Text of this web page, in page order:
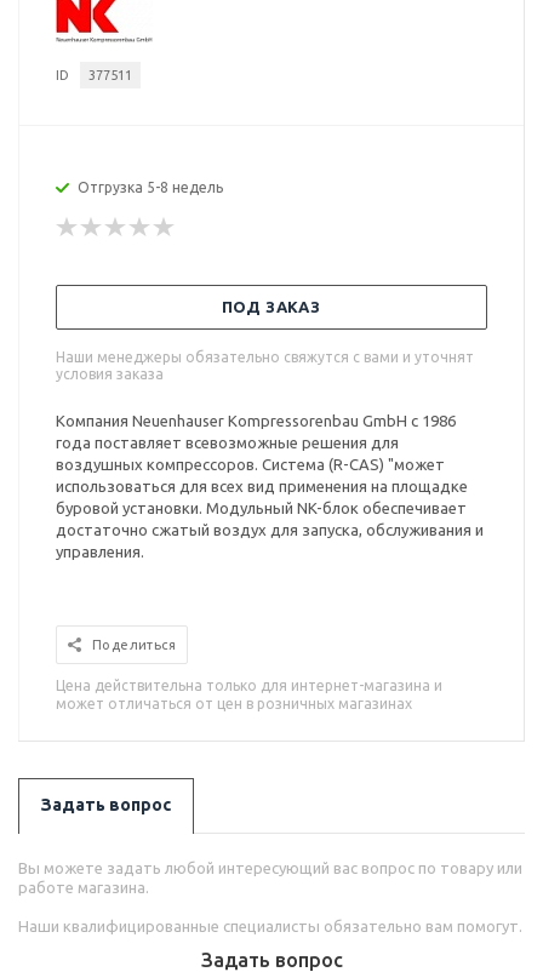
ID 377511
Отгрузка 5-8 недель
ПОД ЗАКАЗ
Наши менеджеры обязательно свяжутся с вами и уточнят
условия заказа
Компания Neuenhauser Kompressorenbau GmbH с 1986
года поставляет всевозможные решения для
воздушных компрессоров. Система (R-CAS) "может
использоваться для всех вид применения на площадке
буровой установки. Модульный NK-блок обеспечивает
достаточно сжатый воздух для запуска, обслуживания и
управления.
Поделиться
Цена действительна только для интернет-магазина и
может отличаться от цен в розничных магазинах
Задать вопрос
Вы можете задать любой интересующий вас вопрос по товару или
работе магазина.
Наши квалифицированные специалисты обязательно вам помогут.
Задать вопрос